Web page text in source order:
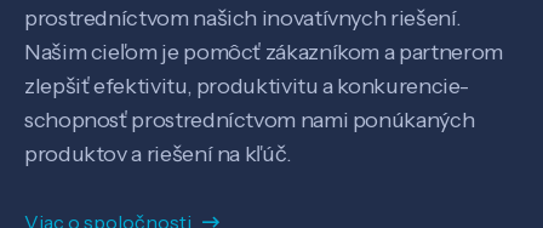
Veda a výskum
Pôsobenie
prostredníctvom našich inovatívnych riešení.
Našim cieľom je pomôcť zákazníkom a partnerom
zlepšiť efektivitu, produktivitu a konkurencie-
schopnosť prostredníctvom nami ponúkaných
produktov a riešení na kľúč.
Viac o spoločnosti